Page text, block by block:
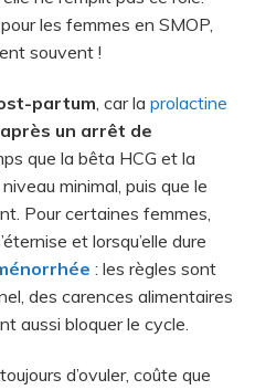
les femmes en SMOP,
souvent !
partum, car la prolactine
après un arrêt de
que la bêta HCG et la
minimal, puis que le
Pour certaines femmes,
et lorsqu’elle dure
: les règles sont
des carences alimentaires
aussi bloquer le cycle.
d’ovuler, coûte que